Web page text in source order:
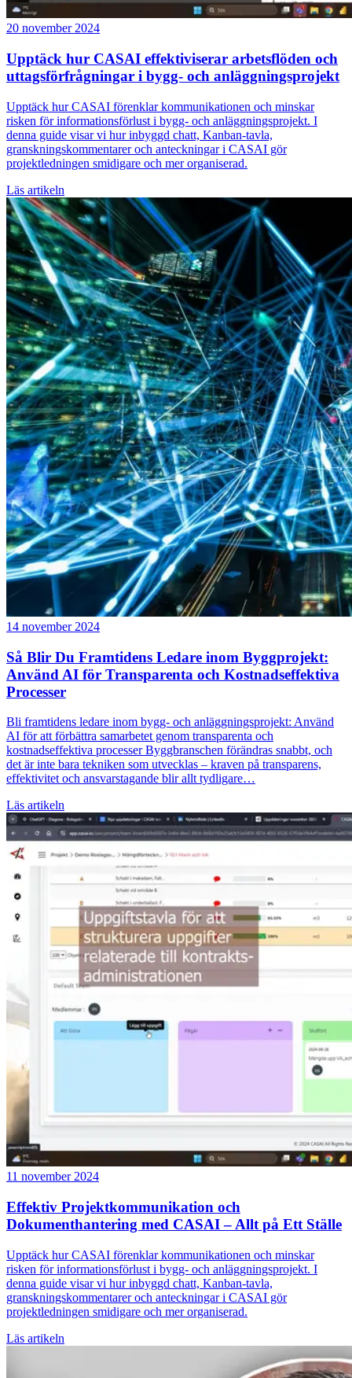
20 november 2024
Upptäck hur CASAI effektiviserar arbetsflöden och
uttagsförfrågningar i bygg- och anläggningsprojekt
Upptäck hur CASAI förenklar kommunikationen och minskar
risken för informationsförlust i bygg- och anläggningsprojekt. I
denna guide visar vi hur inbyggd chatt, Kanban-tavla,
granskningskommentarer och anteckningar i CASAI gör
projektledningen smidigare och mer organiserad.
Läs artikeln
14 november 2024
Så Blir Du Framtidens Ledare inom Byggprojekt:
Använd AI för Transparenta och Kostnadseffektiva
Processer
Bli framtidens ledare inom bygg- och anläggningsprojekt: Använd
AI för att förbättra samarbetet genom transparenta och
kostnadseffektiva processer Byggbranschen förändras snabbt, och
det är inte bara tekniken som utvecklas – kraven på transparens,
effektivitet och ansvarstagande blir allt tydligare…
Läs artikeln
11 november 2024
Effektiv Projektkommunikation och
Dokumenthantering med CASAI – Allt på Ett Ställe
Upptäck hur CASAI förenklar kommunikationen och minskar
risken för informationsförlust i bygg- och anläggningsprojekt. I
denna guide visar vi hur inbyggd chatt, Kanban-tavla,
granskningskommentarer och anteckningar i CASAI gör
projektledningen smidigare och mer organiserad.
Läs artikeln